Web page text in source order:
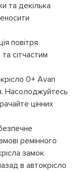
та декілька
повітря
сітчастим
0+ Avan
Насолоджуйтесь
цінних
ремінного
замок
в автокрісло